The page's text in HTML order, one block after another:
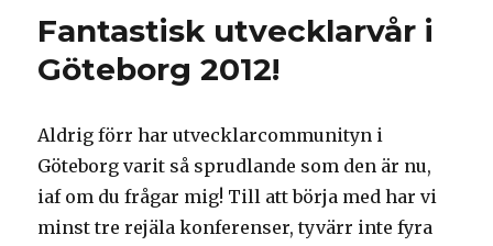
Fantastisk utvecklarvår i
Göteborg 2012!
Aldrig förr har utvecklarcommunityn i
Göteborg varit så sprudlande som den är nu,
iaf om du frågar mig! Till att börja med har vi
minst tre rejäla konferenser, tyvärr inte fyra